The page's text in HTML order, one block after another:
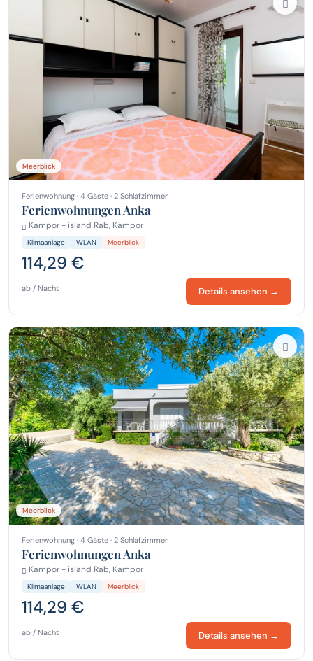
Meerblick
Ferienwohnung · 4 Gäste · 2 Schlafzimmer
Ferienwohnungen Anka
Kampor - island Rab, Kampor
Klimaanlage WLAN Meerblick
114,29 €
ab / Nacht Details ansehen →
Meerblick
Ferienwohnung · 4 Gäste · 2 Schlafzimmer
Ferienwohnungen Anka
Kampor - island Rab, Kampor
Klimaanlage WLAN Meerblick
114,29 €
ab / Nacht Details ansehen →